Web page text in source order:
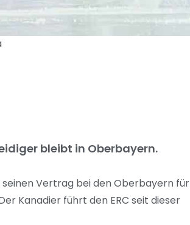
bleibt in Oberbayern.
Vertrag bei den Oberbayern für
Kanadier führt den ERC seit dieser